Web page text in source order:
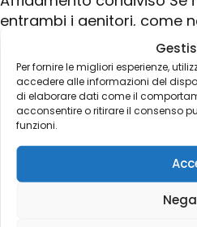
Per fornire le migliori esperienze,
accedere alle informazioni del
di elaborare dati come il
acconsentire o ritirare il consenso
funzioni.
entrambi i genitori, come
dall’entrata in vigore della
genitori sono legittimati a
per il nucleo familiare
genitore formasse un
sé stante. Ferma questa
poi, solo uno dei due
percepirli. I genitori
separazione o divorzio
consensuali prevedere